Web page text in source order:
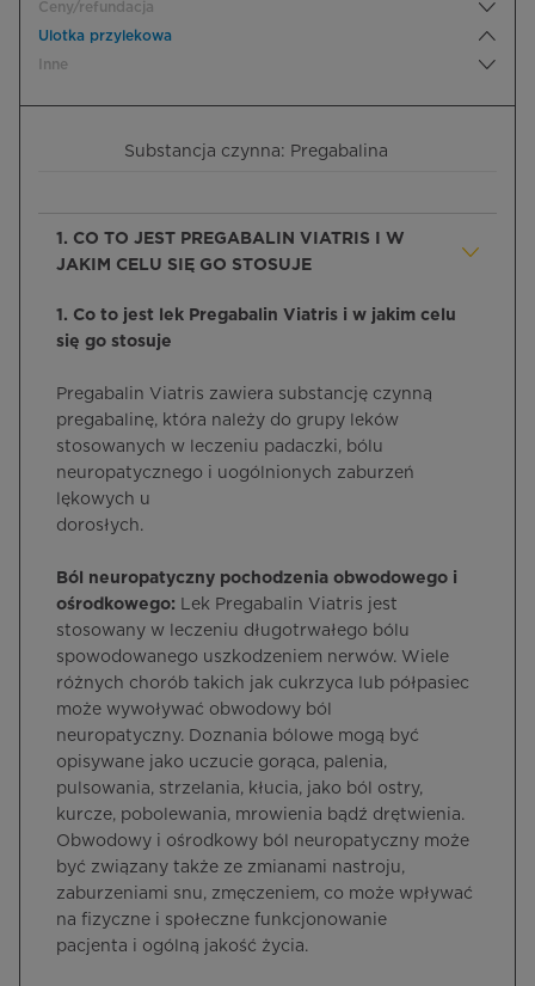
Ceny/refundacja
Ulotka przylekowa
Inne
Substancja czynna: Pregabalina
1. CO TO JEST PREGABALIN VIATRIS I W
JAKIM CELU SIĘ GO STOSUJE
1. Co to jest lek Pregabalin Viatris i w jakim celu
się go stosuje
Pregabalin Viatris zawiera substancję czynną
pregabalinę, która należy do grupy leków
stosowanych w leczeniu padaczki, bólu
neuropatycznego i uogólnionych zaburzeń
lękowych u
dorosłych.
Ból neuropatyczny pochodzenia obwodowego i
ośrodkowego: Lek Pregabalin Viatris jest
stosowany w leczeniu długotrwałego bólu
spowodowanego uszkodzeniem nerwów. Wiele
różnych chorób takich jak cukrzyca lub półpasiec
może wywoływać obwodowy ból
neuropatyczny. Doznania bólowe mogą być
opisywane jako uczucie gorąca, palenia,
pulsowania, strzelania, kłucia, jako ból ostry,
kurcze, pobolewania, mrowienia bądź drętwienia.
Obwodowy i ośrodkowy ból neuropatyczny może
być związany także ze zmianami nastroju,
zaburzeniami snu, zmęczeniem, co może wpływać
na fizyczne i społeczne funkcjonowanie
pacjenta i ogólną jakość życia.